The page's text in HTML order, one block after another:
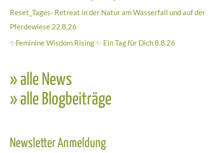
Reset_Tages- Retreat in der Natur am Wasserfall und auf der
Pferdewiese 22.8.26
✨Feminine Wisdom Rising ✨ Ein Tag für Dich 8.8.26
» alle News
» alle Blogbeiträge
Newsletter Anmeldung